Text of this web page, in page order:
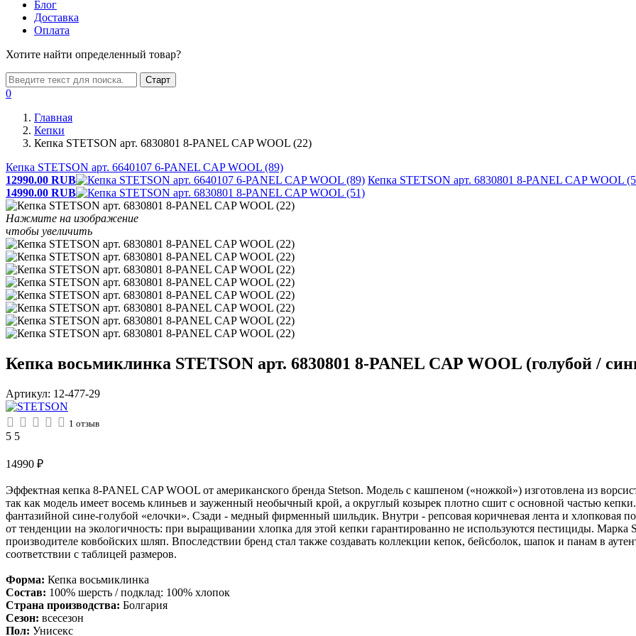
Блог
Доставка
Оплата
Хотите найти определенный товар?
Старт
0
Главная
Кепки
Кепка STETSON арт. 6830801 8-PANEL CAP WOOL (22)
Кепка STETSON арт. 6640107 6-PANEL CAP WOOL (89)
12990.00 RUB
Кепка STETSON арт. 6830801 8-PANEL CAP WOOL
14990.00 RUB
Нажмите на изображение
чтобы увеличить
Кепка восьмиклинка STETSON арт. 6830801 8-PANEL CAP WOOL (голубой /
Артикул: 12-477-29
1 отзыв
5 5
14990 ₽
Эффектная кепка 8-PANEL CAP WOOL от американского бренда Stetson. Модель с кашпеном («ножкой») изготовлена из
так как модель имеет восемь клиньев и зауженный необычный крой, а округлый козырек плотно сшит с основной частью
фантазийной сине-голубой «елочки». Сзади - медный фирменный шильдик. Внутри - репсовая коричневая лента и хлопковая
от тенденции на экологичность: при выращивании хлопка для этой кепки гарантированно не используются пестициды. Марка
производителе ковбойских шляп. Впоследствии бренд стал также создавать коллекции кепок, бейсболок, шапок и панам в
соответствии с таблицей размеров.
Форма: Кепка восьмиклинка
Состав: 100% шерсть / подклад: 100% хлопок
Страна производства: Болгария
Сезон: всесезон
Пол: Унисекс